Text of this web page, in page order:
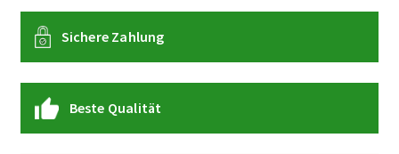
Sichere Zahlung
Beste Qualität